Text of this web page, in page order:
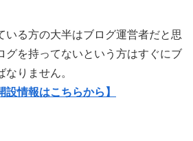
いる方の大半はブログ運営者だと思
グを持ってないという方はすぐにブ
なりません。
設情報はこちらから】